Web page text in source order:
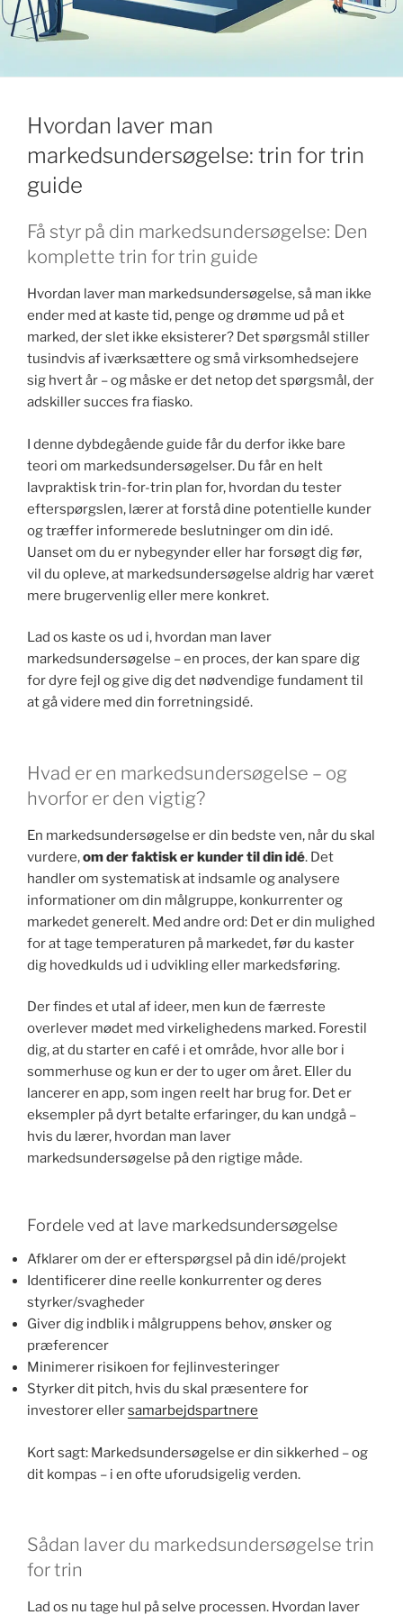
k
Hvordan laver man
markedsundersøgelse: trin for trin
guide
Få styr på din markedsundersøgelse: Den
komplette trin for trin guide
Hvordan laver man markedsundersøgelse, så man ikke
ender med at kaste tid, penge og drømme ud på et
marked, der slet ikke eksisterer? Det spørgsmål stiller
tusindvis af iværksættere og små virksomhedsejere
sig hvert år – og måske er det netop det spørgsmål, der
adskiller succes fra fiasko.
I denne dybdegående guide får du derfor ikke bare
teori om markedsundersøgelser. Du får en helt
lavpraktisk trin-for-trin plan for, hvordan du tester
efterspørgslen, lærer at forstå dine potentielle kunder
og træffer informerede beslutninger om din idé.
Uanset om du er nybegynder eller har forsøgt dig før,
vil du opleve, at markedsundersøgelse aldrig har været
mere brugervenlig eller mere konkret.
Lad os kaste os ud i, hvordan man laver
markedsundersøgelse – en proces, der kan spare dig
for dyre fejl og give dig det nødvendige fundament til
at gå videre med din forretningsidé.
Hvad er en markedsundersøgelse – og
hvorfor er den vigtig?
En markedsundersøgelse er din bedste ven, når du skal
vurdere,om der faktisk er kunder til din idé. Det
handler om systematisk at indsamle og analysere
informationer om din målgruppe, konkurrenter og
markedet generelt. Med andre ord: Det er din mulighed
for at tage temperaturen på markedet, før du kaster
dig hovedkulds ud i udvikling eller markedsføring.
Der findes et utal af ideer, men kun de færreste
overlever mødet med virkelighedens marked. Forestil
dig, at du starter en café i et område, hvor alle bor i
sommerhuse og kun er der to uger om året. Eller du
lancerer en app, som ingen reelt har brug for. Det er
eksempler på dyrt betalte erfaringer, du kan undgå –
hvis du lærer, hvordan man laver
markedsundersøgelse på den rigtige måde.
Fordele ved at lave markedsundersøgelse
Afklarer om der er efterspørgsel på din idé/projekt
Identificerer dine reelle konkurrenter og deres
styrker/svagheder
Giver dig indblik i målgruppens behov, ønsker og
præferencer
Minimerer risikoen for fejlinvesteringer
Styrker dit pitch, hvis du skal præsentere for
investorer ellersamarbejdspartnere
Kort sagt: Markedsundersøgelse er din sikkerhed – og
dit kompas – i en ofte uforudsigelig verden.
Sådan laver du markedsundersøgelse trin
for trin
Lad os nu tage hul på selve processen. Hvordan laver